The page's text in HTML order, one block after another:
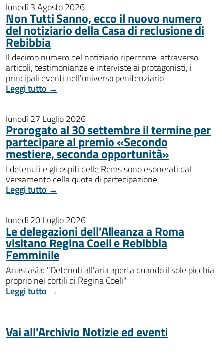
lunedì 3 Agosto 2026
Non Tutti Sanno, ecco il nuovo numero
del notiziario della Casa di reclusione di
Rebibbia
Il decimo numero del notiziario ripercorre, attraverso
articoli, testimonianze e interviste ai protagonisti, i
principali eventi nell'universo penitenziario
Leggi tutto →
lunedì 27 Luglio 2026
Prorogato al 30 settembre il termine per
partecipare al premio «Secondo
mestiere, seconda opportunità»
I detenuti e gli ospiti delle Rems sono esonerati dal
versamento della quota di partecipazione
Leggi tutto →
lunedì 20 Luglio 2026
Le delegazioni dell'Alleanza a Roma
visitano Regina Coeli e Rebibbia
Femminile
Anastasìa: "Detenuti all'aria aperta quando il sole picchia
proprio nei cortili di Regina Coeli"
Leggi tutto →
Vai all'Archivio Notizie ed eventi